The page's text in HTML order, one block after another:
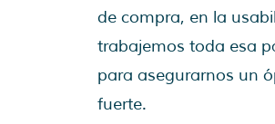
de compra, en la
trabajemos toda esa
para asegurarnos un
fuerte.